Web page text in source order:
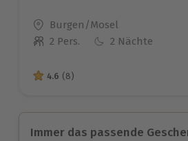
Standort
Burgen/Mosel
Anzahl der Teilnehmer
2 Pers. 2 Nächte
4.6 von 5 Sternen basierend
4.6 (8)
Immer das passende